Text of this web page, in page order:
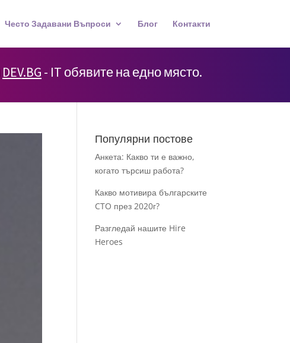
Често Задавани Въпроси Блог Контакти
DEV.BG - IT обявите на едно място.
Популярни постове
Анкета: Какво ти е важно,
когато търсиш работа?
Какво мотивира българските
CTO през 2020г?
Разгледай нашите Hire
Heroes